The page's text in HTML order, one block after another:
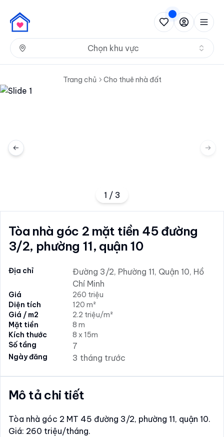
Chọn khu vực
Trang chủ Cho thuê nhà đất
Previous slide
1 / 3
Tòa nhà góc 2 mặt tiền 45 đường
3/2, phường 11, quận 10
Địa chỉ
Đường 3/2, Phường 11, Quận 10, Hồ
Chí Minh
Giá
260 triệu
Diện tích
120 m²
Giá / m2
2.2 triệu/m²
Mặt tiền
8 m
Kích thước
8 x 15m
Số tầng
7
Ngày đăng 3 tháng trước
Mô tả chi tiết
Tòa nhà góc 2 MT 45 đường 3/2, phường 11, quận 10.
Giá: 260 triệu/tháng.